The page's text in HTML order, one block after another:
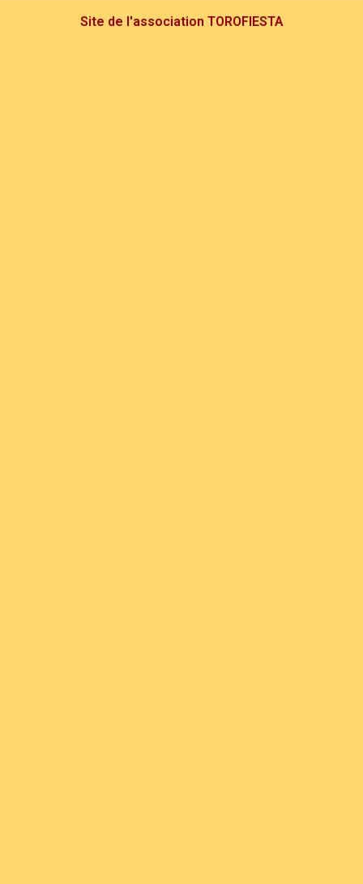
Site de l'association TOROFIESTA